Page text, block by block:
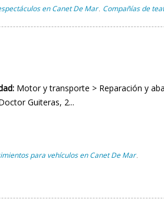
en Canet De Mar Compañías de
Motor y transporte > Reparación y
Guiteras, 2...
para vehículos en Canet De Mar ,